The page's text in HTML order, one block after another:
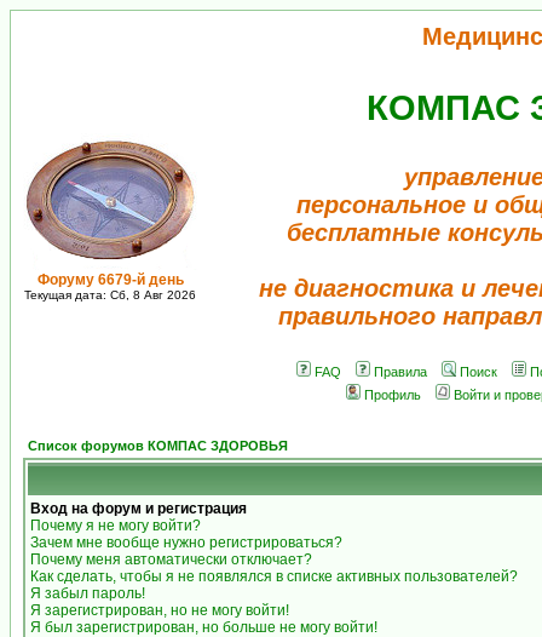
Форуму 6679-й день
Текущая дата: Сб, 8 Авг 2026
КОМПАС
персональное и
бесплатные
не диагностика и
правильного
FAQ Правила Поиск
Профиль
Войти и
Список форумов КОМПАС ЗДОРОВЬЯ
Вход на форум и регистрация
Почему я не могу войти?
Зачем мне вообще нужно регистрироваться?
Почему меня автоматически отключает?
Как сделать, чтобы я не появлялся в списке активных пользователей?
Я забыл пароль!
Я зарегистрирован, но не могу войти!
Я был зарегистрирован, но больше не могу войти!